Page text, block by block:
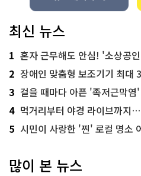
최신 뉴스
1 혼자 근무해도 안심! '소상공
2 장애인 맞춤형 보조기기 최대 3
3 걸을 때마다 아픈 '족저근막염'…무
4 먹거리부터 야경 라이브까지
5 시민이 사랑한 '찐' 로컬 명소 어
많이 본 뉴스